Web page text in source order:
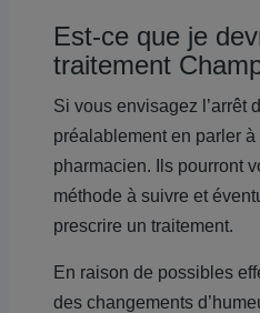
Est-ce que je
traitement
Si vous envisagez l’arrêt
préalablement en parler
pharmacien. Ils pourront
méthode à suivre et
prescrire un traitement.
En raison de possibles
des changements